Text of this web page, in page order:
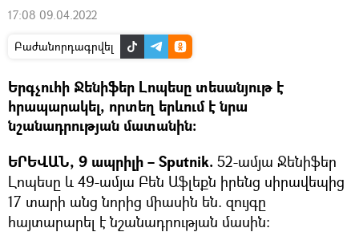
17:08 09.04.2022
Բաժանորդագրվել
Երգչուհի Ջենիֆեր Լոպեսը տեսանյութ է
հրապարակել, որտեղ երևում է նրա
նշանադրության մատանին։
ԵՐԵՎԱՆ, 9 ապրիլի – Sputnik. 52-ամյա Ջենիֆեր
Լոպեսը և 49-ամյա Բեն Աֆլեքն իրենց սիրավեպից
17 տարի անց նորից միասին են. զույգը
հայտարարել է նշանադրության մասին։